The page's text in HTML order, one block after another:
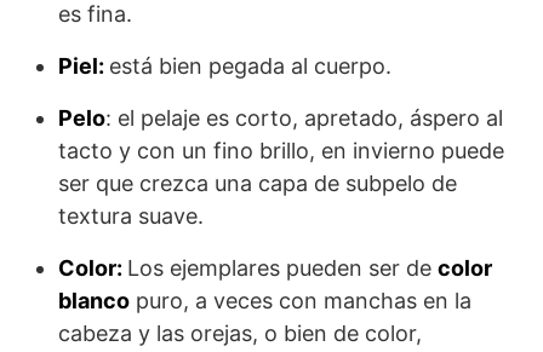
es fina.
Piel: está bien pegada al cuerpo.
Pelo: el pelaje es corto, apretado, áspero al
tacto y con un fino brillo, en invierno puede
ser que crezca una capa de subpelo de
textura suave.
Color: Los ejemplares pueden ser de color
blanco puro, a veces con manchas en la
cabeza y las orejas, o bien de color,